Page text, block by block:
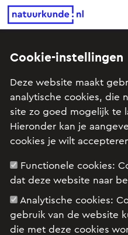
Natuurkunde.nl
Onderwerp: Rechtlijnige
Zweven met 500
Cookie-instellingen
Deze website maakt
analytische cookies, die
site zo goed mogelijk te
Hieronder kan je
cookies je wilt
Functionele cookies:
dat deze website naar
Analytische cookies:
gebruik van de website
die met deze cookies